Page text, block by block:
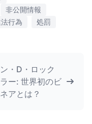
非公開情報
行為 処罰
・D・ロック
ー: 世界初のビ
アとは？